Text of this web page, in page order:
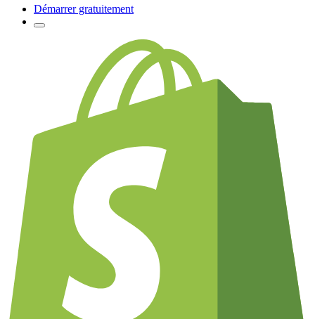
Démarrer gratuitement